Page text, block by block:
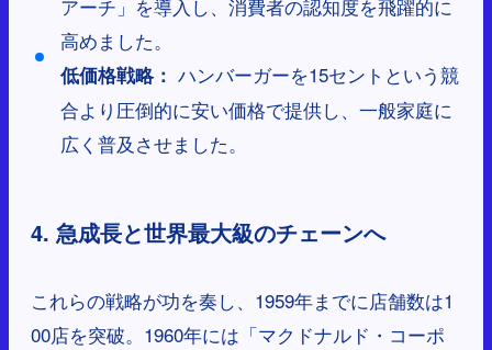
アーチ」を導入し、消費者の認知度を飛躍的に
高めました。
低価格戦略： ハンバーガーを15セントという競
合より圧倒的に安い価格で提供し、一般家庭に
広く普及させました。
4. 急成長と世界最大級のチェーンへ
これらの戦略が功を奏し、1959年までに店舗数は1
00店を突破。1960年には「マクドナルド・コーポ